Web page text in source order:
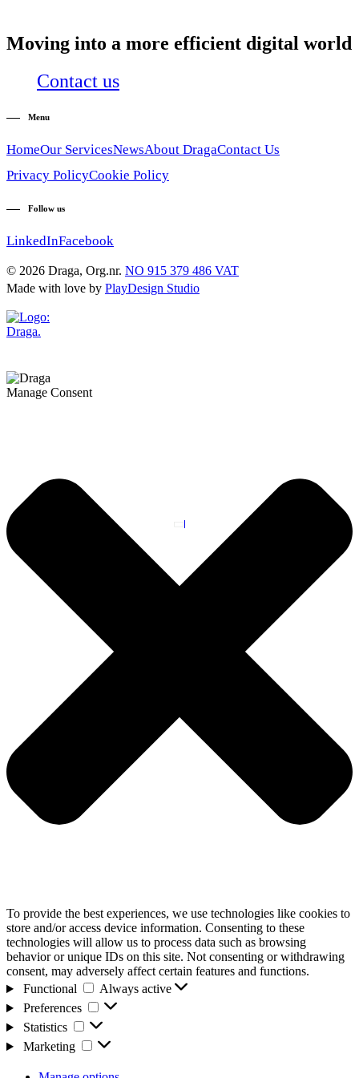
Moving into a more efficient digital world
Contact us
Menu
HomeOur ServicesNewsAbout DragaContact Us
Privacy PolicyCookie Policy
Follow us
LinkedInFacebook
© 2026 Draga, Org.nr. NO 915 379 486 VAT
Made with love by PlayDesign Studio
Manage Consent
To provide the best experiences, we use technologies like cookies to
store and/or access device information. Consenting to these
technologies will allow us to process data such as browsing
behavior or unique IDs on this site. Not consenting or withdrawing
consent, may adversely affect certain features and functions.
Functional
Functional
Always active
Preferences
Preferences
Statistics
Statistics
Marketing
Marketing